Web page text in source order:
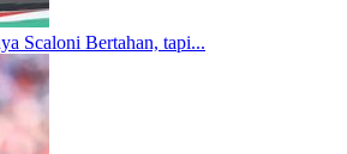
Scaloni Bertahan, tapi...